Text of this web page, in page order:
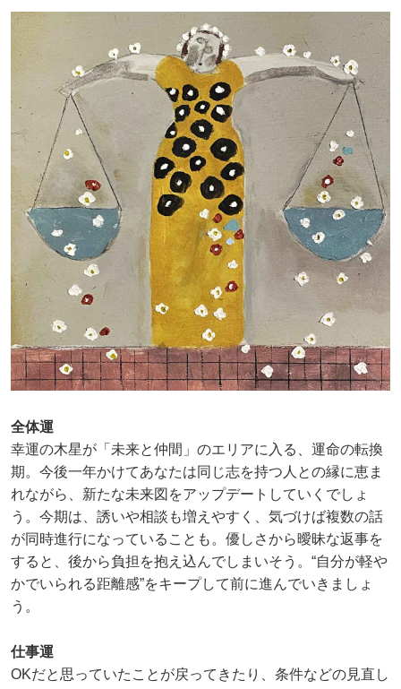
全体運
幸運の木星が「未来と仲間」のエリアに入る、運命の転換
期。今後一年かけてあなたは同じ志を持つ人との縁に恵ま
れながら、新たな未来図をアップデートしていくでしょ
う。今期は、誘いや相談も増えやすく、気づけば複数の話
が同時進行になっていることも。優しさから曖昧な返事を
すると、後から負担を抱え込んでしまいそう。“自分が軽や
かでいられる距離感”をキープして前に進んでいきましょ
う。
仕事運
OKだと思っていたことが戻ってきたり、条件などの見直し